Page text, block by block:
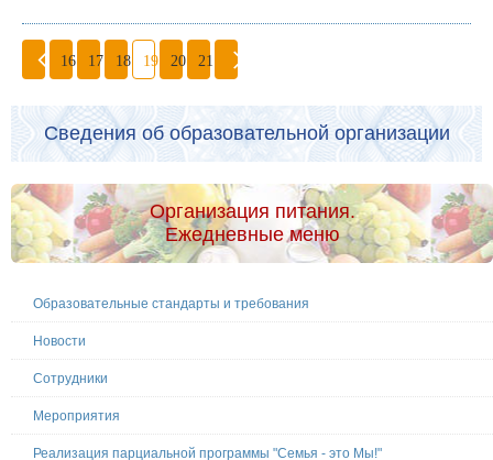
16 17 18 19 20 21
Сведения об образовательной организации
Организация питания.
Ежедневные меню
Образовательные стандарты и требования
Новости
Сотрудники
Мероприятия
Реализация парциальной программы "Семья - это Мы!"